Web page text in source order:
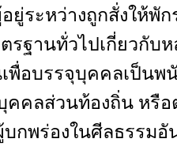
ยู่ระหว่างถูกสั่งให้พั
รฐานทั่วไปเกี่ยวกับ
พื่อบรรจุบุคคลเป็นพ
คคลส่วนท้องถิ่น หรื
กพร่องในศีลธรรมอั